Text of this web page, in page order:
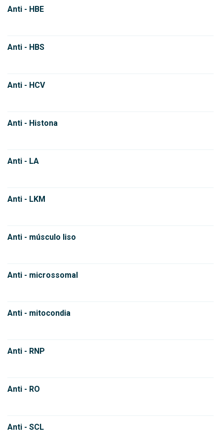
Anti - HBE
Anti - HBS
Anti - HCV
Anti - Histona
Anti - LA
Anti - LKM
Anti - músculo liso
Anti - microssomal
Anti - mitocondia
Anti - RNP
Anti - RO
Anti - SCL